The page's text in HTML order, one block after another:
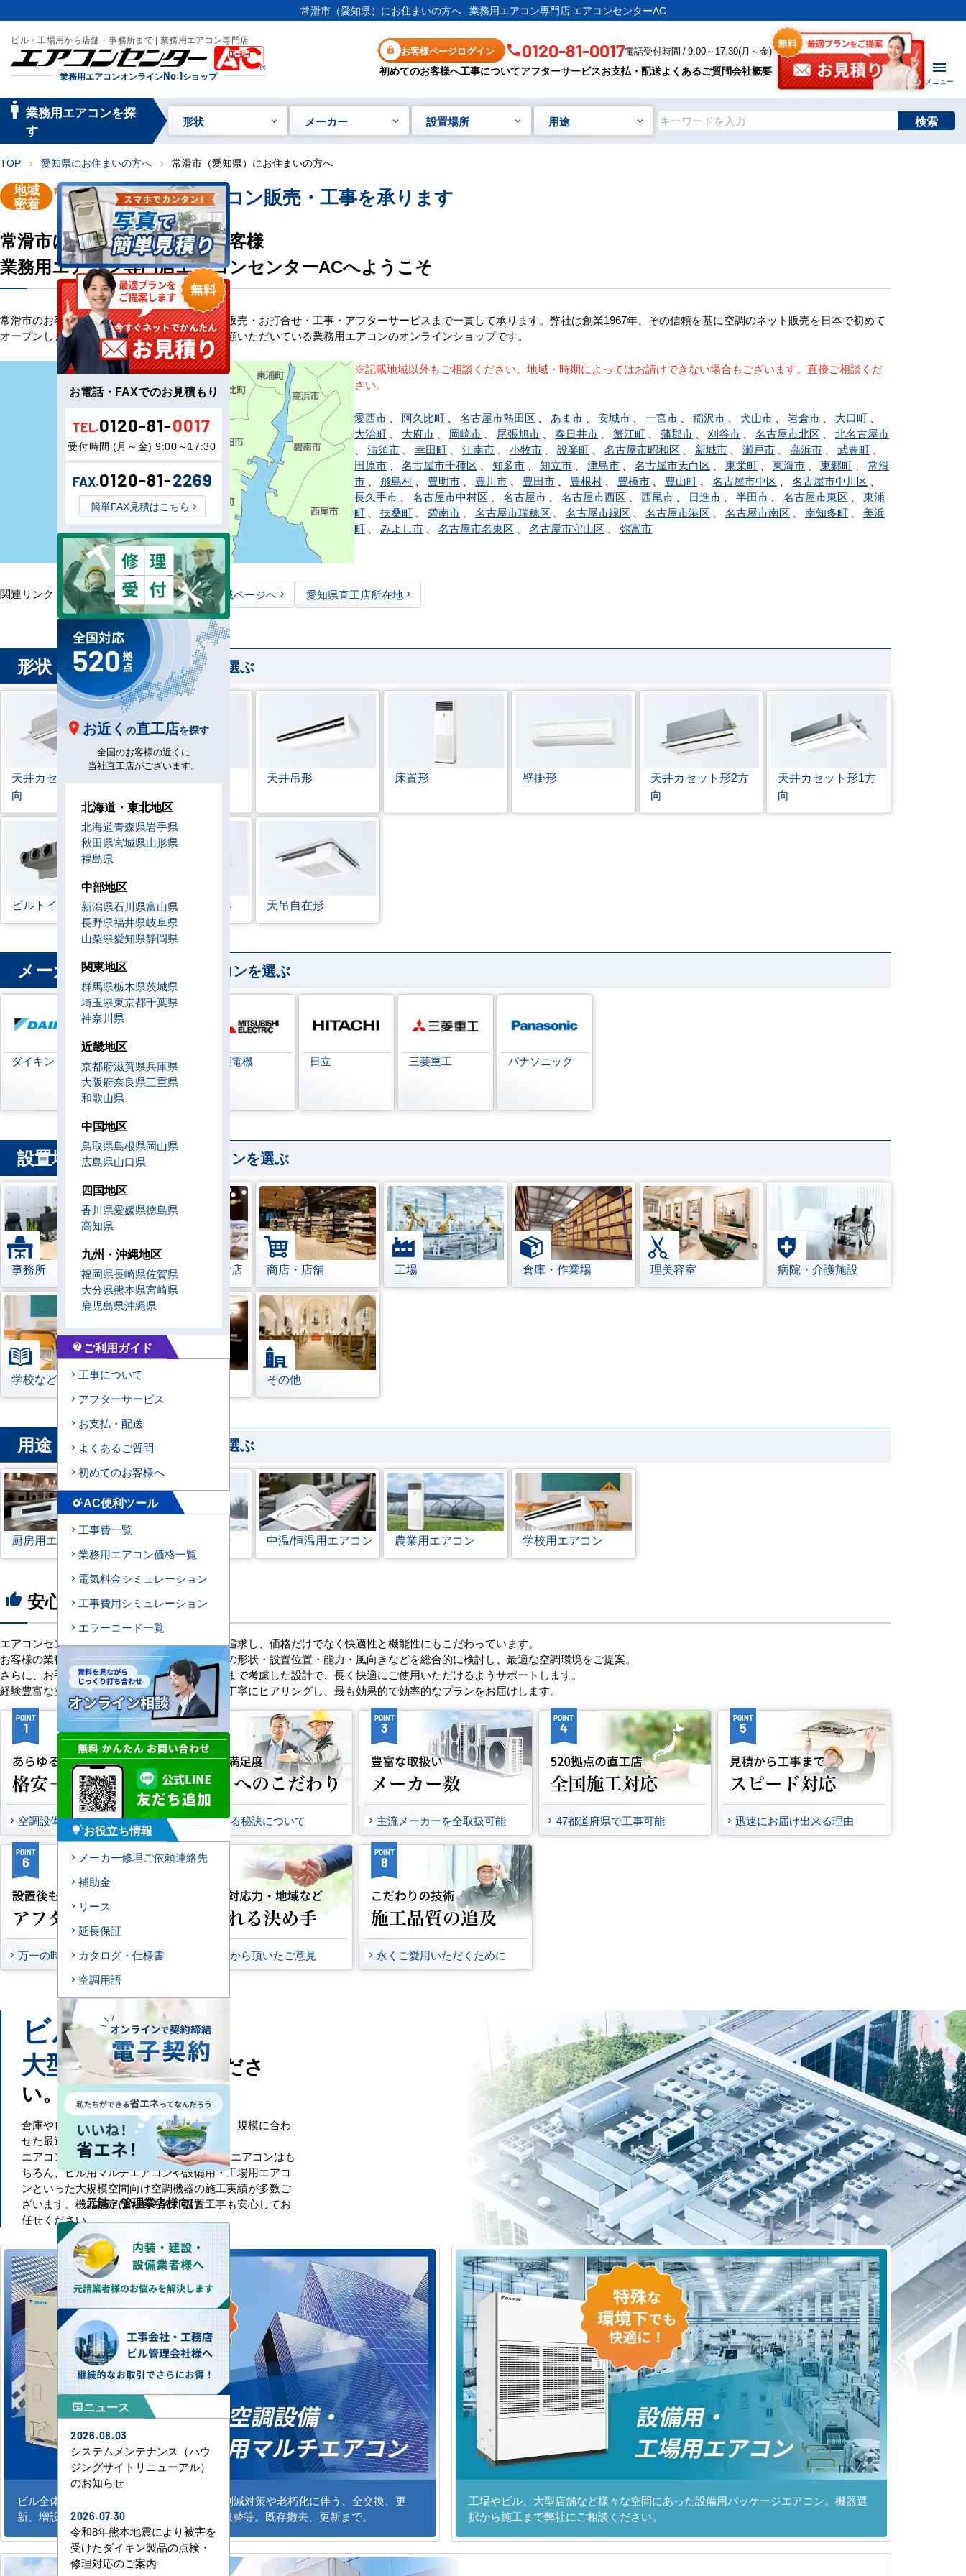
常滑市（愛知県）にお住まいの方へ - 業務用エアコン専門店 エアコンセンターAC
ビル・工場用から店舗・事務所まで | 業務用エアコン専門店
業務用エアコンオンラインNo.1ショップ
お客様ページログイン 0120-81-0017電話受付時間 / 9:00～17:30(月～金)
初めてのお客様へ工事についてアフターサービスお支払・配送よくあるご質問会社概要
メニュー
manage_searc
業務用エアコンを探
す
形状 メーカー 設置場所 用途 検索
TOP chevron_right 愛知県にお住まいの方へ chevron_right 常滑市（愛知県）にお住まいの方へ
地域
密着 "常滑市"業務用エアコン販売・工事を承ります
常滑市にお住い・お勤めのお客様
業務用エアコン専門店エアコンセンターACへようこそ
常滑市のお客様へ業務用エアコン・空調機器の販売・お打合せ・工事・アフターサービスまで一貫して承ります。弊社は創業1967年、その信頼を基に空調のネット販売を日本で初めて
オープンしました。以来、皆様にご信頼・ご愛顧いただいている業務用エアコンのオンラインショップです。
※記載地域以外もご相談ください。地域・時期によってはお請けできない場合もございます。直接ご相談くだ
さい。
愛西市 阿久比町 名古屋市熱田区 あま市 安城市 一宮市 稲沢市 犬山市 岩倉市 大口町
大治町
大府市 岡崎市 尾張旭市 春日井市 蟹江町 蒲郡市 刈谷市 名古屋市北区
北名古屋市
清須市 幸田町 江南市 小牧市 設楽町 名古屋市昭和区 新城市 瀬戸市 高浜市 武豊町
田原市
名古屋市千種区 知多市 知立市 津島市 名古屋市天白区 東栄町 東海市 東郷町
常滑
市
飛島村 豊明市 豊川市 豊田市 豊根村 豊橋市 豊山町 名古屋市中区 名古屋市中川区
長久手市
名古屋市中村区 名古屋市 名古屋市西区 西尾市 日進市 半田市 名古屋市東区
東浦
町
扶桑町 碧南市 名古屋市瑞穂区 名古屋市緑区 名古屋市港区 名古屋市南区 南知多町
美浜
町
みよし市 名古屋市名東区 名古屋市守山区 弥富市
関連リンク： TOPページヘ 愛知県全域ページヘ 愛知県直工店所在地
形状 から業務用エアコンを選ぶ
天井カセット形
向
ラウンドフロー 天井吊形 床置形 壁掛形 天井カセット形2方
向
天井カセット形1方
向
ビルトイン形 天井埋込ダクト形 天吊自在形
メーカー から業務用エアコンを選ぶ
ダイキン
日本キヤリア
(旧:東芝キヤリ
ア)
三菱電機 日立 三菱重工 パナソニック
設置場所 から業務用エアコンを選ぶ
事務所 レストラン・飲食店 商店・店舗 工場 倉庫・作業場 理美容室 病院・介護施設
学校などの教育機関 宿泊施設 その他
用途 から業務用エアコンを選ぶ
厨房用エアコン 寒冷地用エアコン 中温/恒温用エアコン 農業用エアコン 学校用エアコン
thumb_up 安心の8つのポイント
エアコンセンターACは、「格安＋α」の価値を追求し、価格だけでなく快適性と機能性にもこだわっています。
お客様の業種や施設の形態に合わせて、室内機の形状・設置位置・能力・風向きなどを総合的に検討し、最適な空調環境をご提案。
さらに、お手入れのしやすさやメンテナンス性まで考慮した設計で、長く快適にご使用いただけるようサポートします。
経験豊富な空調技術者が現場の状況やご要望を丁寧にヒアリングし、最も効果的で効率的なプランをお届けします。
POINT
1
空調設備のご提案について
POINT
2
選ばれる秘訣について
POINT
3
主流メーカーを全取扱可能
POINT
4
47都道府県で工事可能
POINT
5
迅速にお届け出来る理由
POINT
6
万一の時もお任せください
POINT
7
お客様から頂いたご意見
POINT
8
永くご愛用いただくために
ビルや工場などの
大型施設もお任せくださ
い。
倉庫やビル・工場といった大規模空間には、規模に合わ
せた最適な空調設備が必要です。
エアコンセンターACでは、一般的な業務用エアコンはも
ちろん、ビル用マルチエアコンや設備用・工場用エアコ
ンといった大規模空間向け空調機器の施工実績が多数ご
ざいます。機器選定はもちろん、設置工事も安心してお
任せください。
ビル全体のシステム空調の新規導入、CO2削減対策や老朽化に伴う、全交換、更
新、増設。水冷式、ガスエアコンの更新、取替等。既存撤去、更新まで。
工場やビル、大型店舗など様々な空間にあった設備用パッケージエアコン。機器選
択から施工まで弊社にご相談ください。
お電話・FAXでのお見積もり
TEL.0120-81-0017
受付時間 (月～金) 9:00～17:30
FAX.0120-81-2269
簡単FAX見積はこちら
お近く の直工店を探す
全国のお客様の近くに
当社直工店がございます。
北海道・東北地区
北海道青森県岩手県
秋田県宮城県山形県
福島県
中部地区
新潟県石川県富山県
長野県福井県岐阜県
山梨県愛知県静岡県
関東地区
群馬県栃木県茨城県
埼玉県東京都千葉県
神奈川県
近畿地区
京都府滋賀県兵庫県
大阪府奈良県三重県
和歌山県
中国地区
鳥取県島根県岡山県
広島県山口県
四国地区
香川県愛媛県徳島県
高知県
九州・沖縄地区
福岡県長崎県佐賀県
大分県熊本県宮崎県
鹿児島県沖縄県
contact_support ご利用ガイド
工事について
アフターサービス
お支払・配送
よくあるご質問
初めてのお客様へ
settings_suggestAC便利ツール
工事費一覧
業務用エアコン価格一覧
電気料金シミュレーション
工事費用シミュレーション
エラーコード一覧
tips_and_updatesお役立ち情報
メーカー修理ご依頼連絡先
補助金
リース
延長保証
カタログ・仕様書
空調用語
元請・管理業者様向け
newspaperニュース
2026.08.03
システムメンテナンス（ハウ
ジングサイトリニューアル）
のお知らせ
2026.07.30
令和8年熊本地震により被害を
受けたダイキン製品の点検・
修理対応のご案内